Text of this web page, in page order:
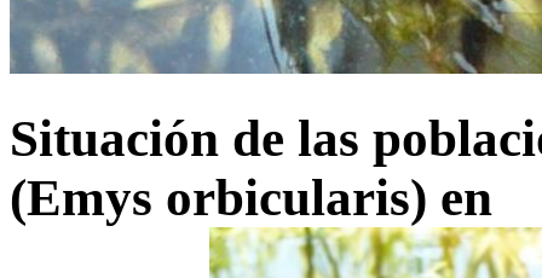
Situación de las
(Emys orbicularis) en